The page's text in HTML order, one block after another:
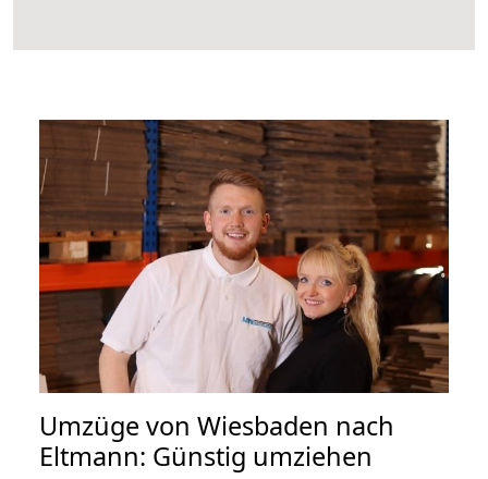
Umzüge von Wiesbaden nach
Eltmann: Günstig umziehen